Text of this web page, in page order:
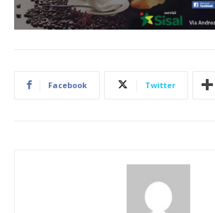
Facebook Twitter